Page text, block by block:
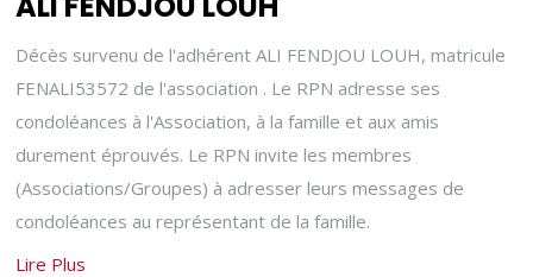
Décès survenu de l'adhérent ALI FENDJOU LOUH, matricule
FENALI53572 de l'association . Le RPN adresse ses
condoléances à l'Association, à la famille et aux amis
durement éprouvés. Le RPN invite les membres
(Associations/Groupes) à adresser leurs messages de
condoléances au représentant de la famille.
Lire Plus